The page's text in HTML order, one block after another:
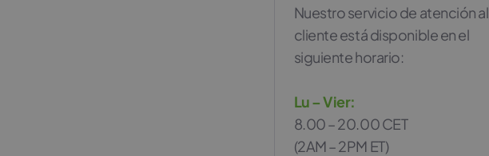
Nuestro servicio de atención al
cliente está disponible en el
siguiente horario:
Lu – Vier:
8.00 – 20.00 CET
(2AM – 2PM ET)